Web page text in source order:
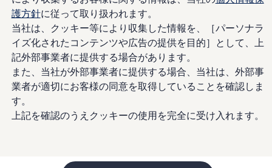
護方針に従って取り扱われます。
当社は、クッキー等により収集した情報を、［パーソナラ
イズ化されたコンテンツや広告の提供を目的］として、上
記外部事業者に提供する場合があります。
また、当社が外部事業者に提供する場合、当社は、外部事
業者が適切にお客様の同意を取得していることを確認しま
す。
上記を確認のうえクッキーの使用を完全に受け入れます。
Passat
ID.4
Polo
Polo GTI
Golf Touran
T-Roc
T-Roc R
フォルクスワーゲンマガジン
キャンペーン/イベント
レビュー動画
オファー
ーゲン専用のサービス
フォルクスワーゲンサービスの概要と利用資格
すべてのフォルクスワーゲンドライバーが、正規サービス
をご利用いただけます。フォルクスワーゲン純正部品とサ
ービスで、どのモデルに乗っていても快適な旅をお楽しみ